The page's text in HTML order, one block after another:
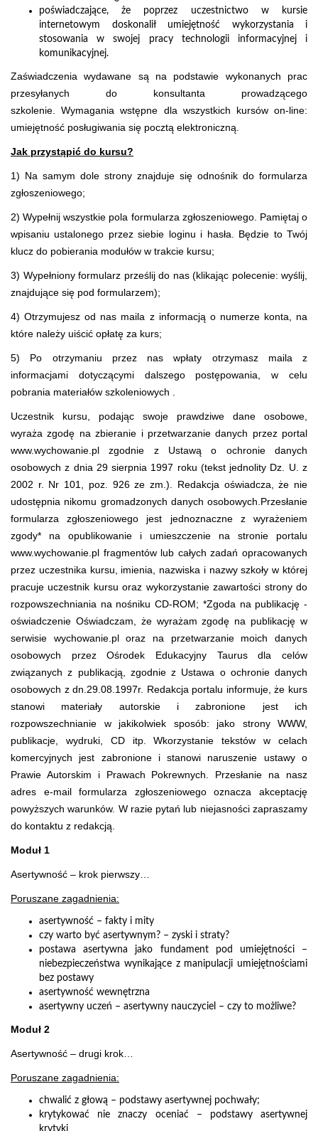
poświadczające, że poprzez uczestnictwo w kursie
internetowym doskonalił umiejętność wykorzystania i
stosowania w swojej pracy technologii informacyjnej i
komunikacyjnej.
Zaświadczenia wydawane są na podstawie wykonanych prac
przesyłanych do konsultanta prowadzącego
szkolenie. Wymagania wstępne dla wszystkich kursów on-line:
umiejętność posługiwania się pocztą elektroniczną.
Jak przystąpić do kursu?
1) Na samym dole strony znajduje się odnośnik do formularza
zgłoszeniowego;
2) Wypełnij wszystkie pola formularza zgłoszeniowego. Pamiętaj o
wpisaniu ustalonego przez siebie loginu i hasła. Będzie to Twój
klucz do pobierania modułów w trakcie kursu;
3) Wypełniony formularz prześlij do nas (klikając polecenie: wyślij,
znajdujące się pod formularzem);
4) Otrzymujesz od nas maila z informacją o numerze konta, na
które należy uiścić opłatę za kurs;
5) Po otrzymaniu przez nas wpłaty otrzymasz maila z
informacjami dotyczącymi dalszego postępowania, w celu
pobrania materiałów szkoleniowych .
Uczestnik kursu, podając swoje prawdziwe dane osobowe,
wyraża zgodę na zbieranie i przetwarzanie danych przez portal
www.wychowanie.pl zgodnie z Ustawą o ochronie danych
osobowych z dnia 29 sierpnia 1997 roku (tekst jednolity Dz. U. z
2002 r. Nr 101, poz. 926 ze zm.). Redakcja oświadcza, że nie
udostępnia nikomu gromadzonych danych osobowych.Przesłanie
formularza zgłoszeniowego jest jednoznaczne z wyrażeniem
zgody* na opublikowanie i umieszczenie na stronie portalu
www.wychowanie.pl fragmentów lub całych zadań opracowanych
przez uczestnika kursu, imienia, nazwiska i nazwy szkoły w której
pracuje uczestnik kursu oraz wykorzystanie zawartości strony do
rozpowszechniania na nośniku CD-ROM; *Zgoda na publikację -
oświadczenie Oświadczam, że wyrażam zgodę na publikację w
serwisie wychowanie.pl oraz na przetwarzanie moich danych
osobowych przez Ośrodek Edukacyjny Taurus dla celów
związanych z publikacją, zgodnie z Ustawa o ochronie danych
osobowych z dn.29.08.1997r. Redakcja portalu informuje, że kurs
stanowi materiały autorskie i zabronione jest ich
rozpowszechnianie w jakikolwiek sposób: jako strony WWW,
publikacje, wydruki, CD itp. Wkorzystanie tekstów w celach
komercyjnych jest zabronione i stanowi naruszenie ustawy o
Prawie Autorskim i Prawach Pokrewnych. Przesłanie na nasz
adres e-mail formularza zgłoszeniowego oznacza akceptację
powyższych warunków. W razie pytań lub niejasności zapraszamy
do kontaktu z redakcją.
Moduł 1
Asertywność – krok pierwszy…
Poruszane zagadnienia:
asertywność – fakty i mity
czy warto być asertywnym? – zyski i straty?
postawa asertywna jako fundament pod umiejętności –
niebezpieczeństwa wynikające z manipulacji umiejętnościami
bez postawy
asertywność wewnętrzna
asertywny uczeń – asertywny nauczyciel – czy to możliwe?
Moduł 2
Asertywność – drugi krok…
Poruszane zagadnienia:
chwalić z głową – podstawy asertywnej pochwały;
krytykować nie znaczy oceniać – podstawy asertywnej
krytyki